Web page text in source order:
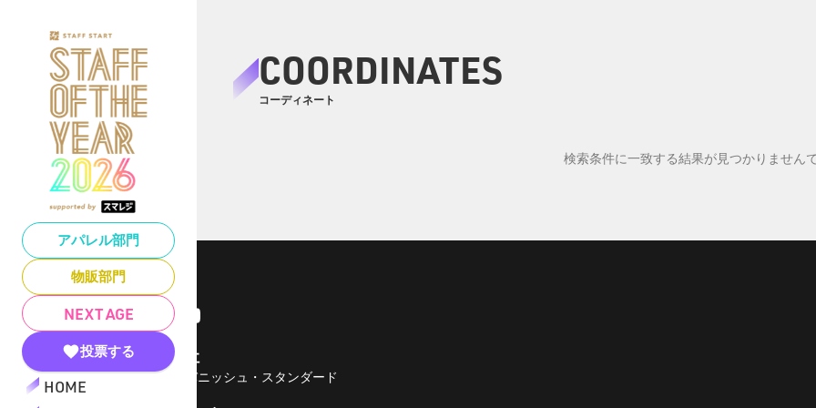
アパレル部門
物販部門
NEXT AGE
投票する
HOME
COORDINATES
コーディネート
検索条件に一致する結果が見つかりません
運営会社
株式会社バニッシュ・スタンダード